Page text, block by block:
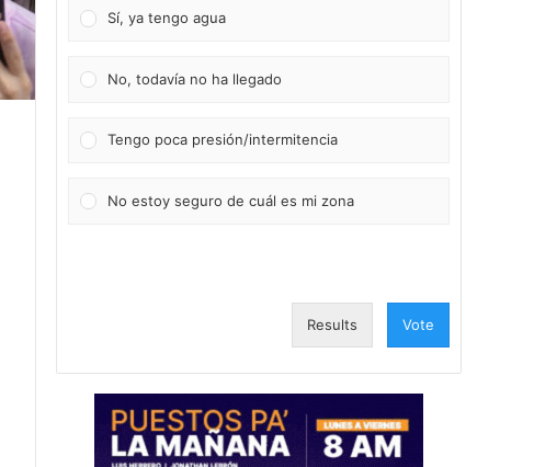
Sí, ya tengo agua
No, todavía no ha llegado
Tengo poca presión/intermitencia
No estoy seguro de cuál es mi zona
Results Vote